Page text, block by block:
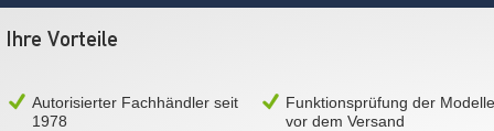
Ihre Vorteile
Autorisierter Fachhändler seit
1978
Funktionsprüfung der Modelle
vor dem Versand